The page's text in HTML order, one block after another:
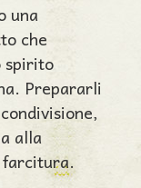
una
che
spirito
Prepararli
alla